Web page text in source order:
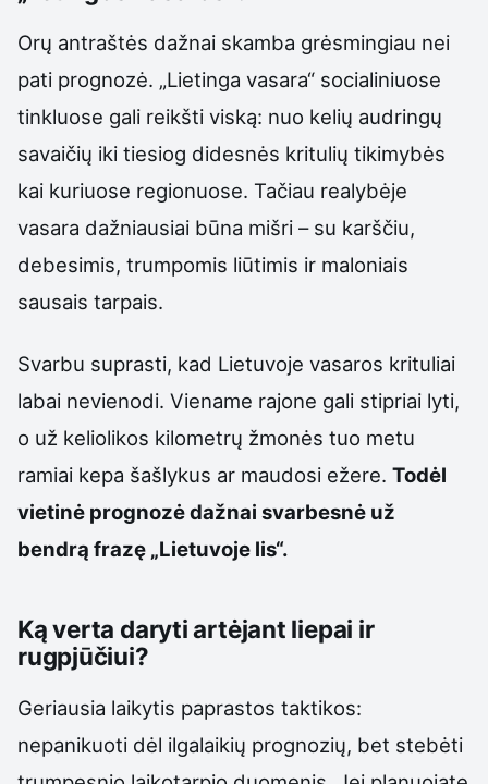
Orų antraštės dažnai skamba grėsmingiau nei
pati prognozė. „Lietinga vasara“ socialiniuose
tinkluose gali reikšti viską: nuo kelių audringų
savaičių iki tiesiog didesnės kritulių tikimybės
kai kuriuose regionuose. Tačiau realybėje
vasara dažniausiai būna mišri – su karščiu,
debesimis, trumpomis liūtimis ir maloniais
sausais tarpais.
Svarbu suprasti, kad Lietuvoje vasaros krituliai
labai nevienodi. Viename rajone gali stipriai lyti,
o už keliolikos kilometrų žmonės tuo metu
ramiai kepa šašlykus ar maudosi ežere. Todėl
vietinė prognozė dažnai svarbesnė už
bendrą frazę „Lietuvoje lis“.
Ką verta daryti artėjant liepai ir
rugpjūčiui?
Geriausia laikytis paprastos taktikos:
nepanikuoti dėl ilgalaikių prognozių, bet stebėti